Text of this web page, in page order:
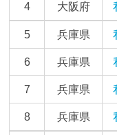
4 大阪府
5 兵庫県
6 兵庫県
7 兵庫県
8 兵庫県